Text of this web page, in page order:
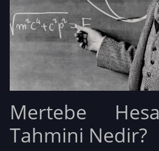
Mertebe
Tahmini Nedir?